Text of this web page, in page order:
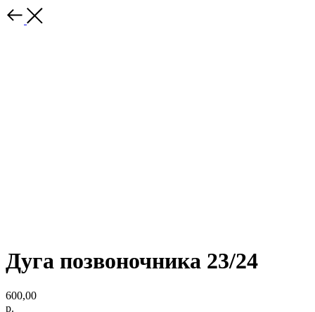
Дуга позвоночника 23/24
600,00
р.